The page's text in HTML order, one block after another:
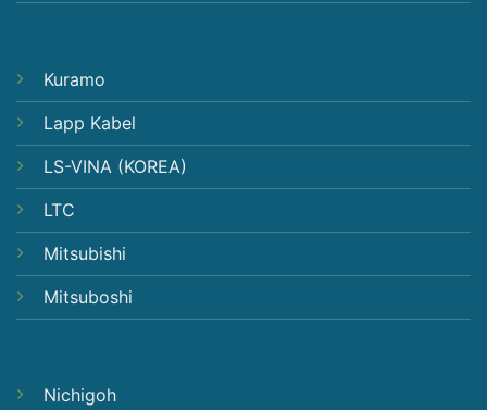
Kuramo
Lapp Kabel
LS-VINA (KOREA)
LTC
Mitsubishi
Mitsuboshi
Nichigoh